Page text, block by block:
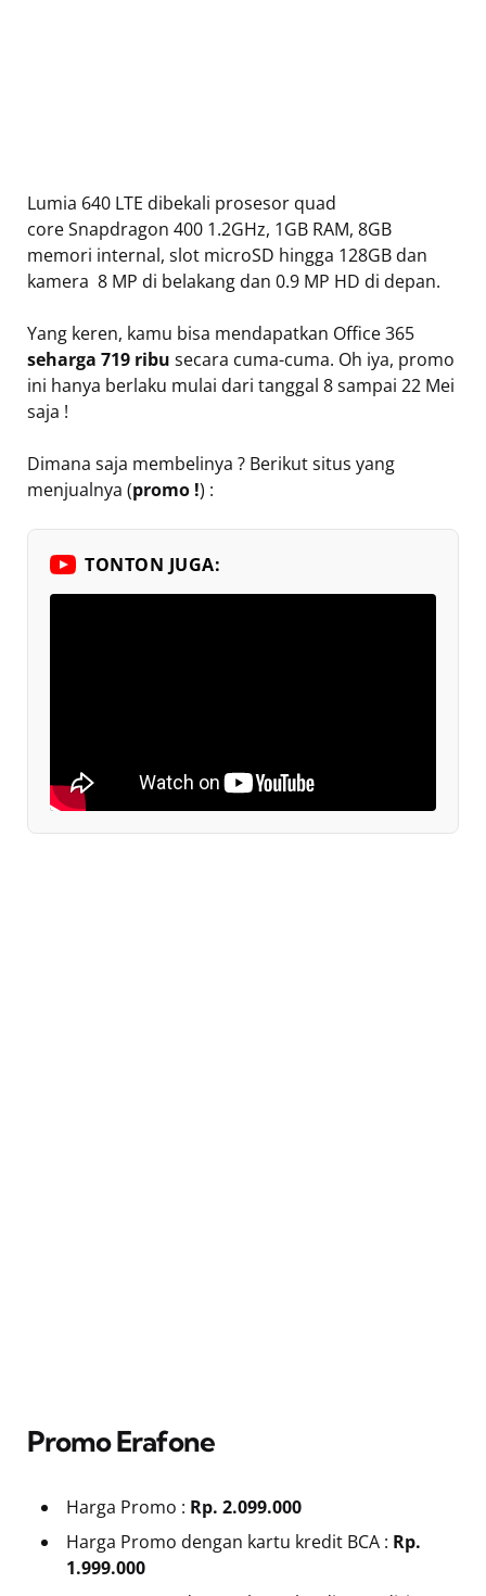
Lumia 640 LTE dibekali prosesor quad
core Snapdragon 400 1.2GHz, 1GB RAM, 8GB
memori internal, slot microSD hingga 128GB dan
kamera  8 MP di belakang dan 0.9 MP HD di depan.
Yang keren, kamu bisa mendapatkan Office 365
seharga 719 ribu secara cuma-cuma. Oh iya, promo
ini hanya berlaku mulai dari tanggal 8 sampai 22 Mei
saja !
Dimana saja membelinya ? Berikut situs yang
menjualnya (promo !) :
TONTON JUGA:
Promo Erafone
Harga Promo : Rp. 2.099.000
Harga Promo dengan kartu kredit BCA : Rp.
1.999.000